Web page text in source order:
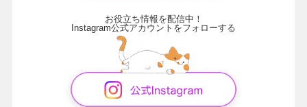
お役立ち情報を配信中！
Instagram公式アカウントをフォローする